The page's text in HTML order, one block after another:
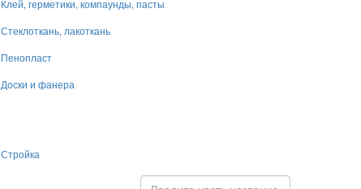
Клей, герметики, компаунды, пасты
Стеклоткань, лакоткань
Пенопласт
Доски и фанера
Стройка